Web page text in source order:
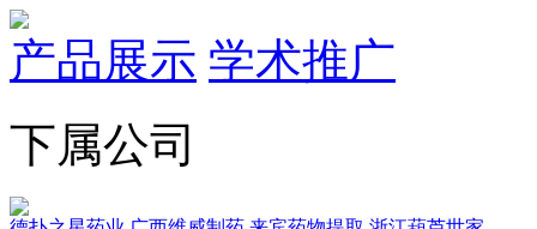
产品展示 学术推广
下属公司